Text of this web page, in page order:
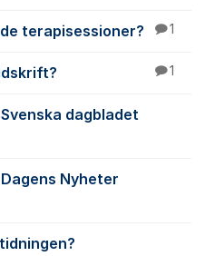
terapisessioner? 1
1
dagbladet
Nyheter